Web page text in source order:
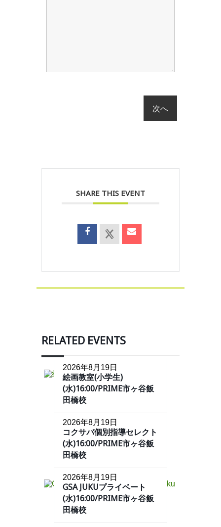
SHARE THIS EVENT
RELATED EVENTS
2026年8月19日
絵画教室(小学生)
(水)16:00/PRIME市ヶ谷飯
田橋校
2026年8月19日
コクサバ個別指導セレクト
(水)16:00/PRIME市ヶ谷飯
田橋校
2026年8月19日
GSA JUKUプライベート
(水)16:00/PRIME市ヶ谷飯
田橋校